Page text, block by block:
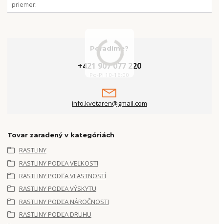
priemer
Poradíme?
+421 907 077 220
Po-Pi 10-16:00
info.kvetaren@gmail.com
Tovar zaradený v kategóriách
RASTLINY
RASTLINY PODĽA VEĽKOSTI
RASTLINY PODĽA VLASTNOSTÍ
RASTLINY PODĽA VÝSKYTU
RASTLINY PODĽA NÁROČNOSTI
RASTLINY PODĽA DRUHU